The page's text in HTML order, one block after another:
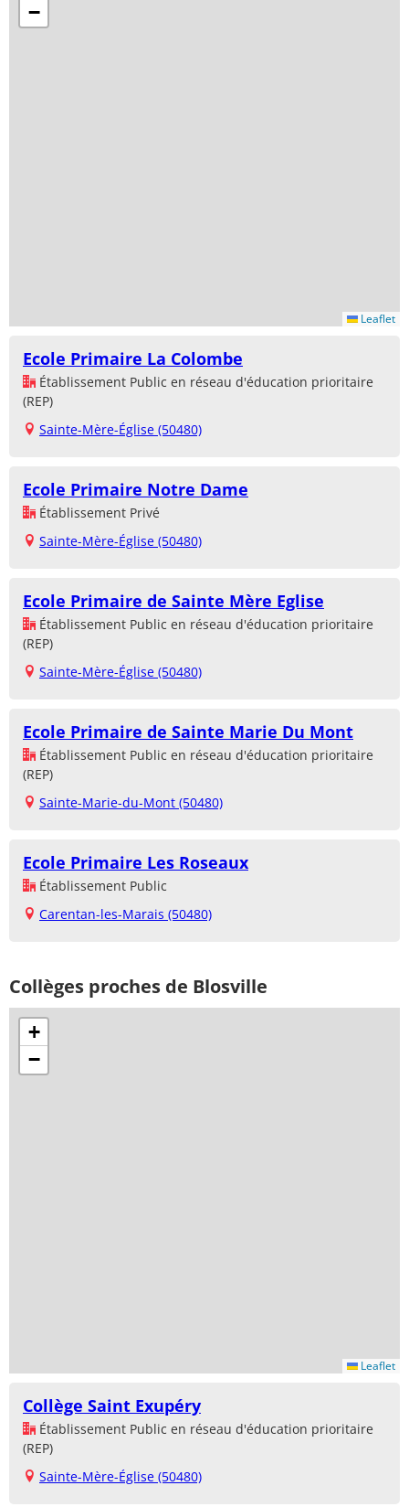
−
Leaflet
Ecole Primaire La Colombe
Établissement Public en réseau d'éducation prioritaire
(REP)
Sainte-Mère-Église (50480)
Ecole Primaire Notre Dame
Établissement Privé
Sainte-Mère-Église (50480)
Ecole Primaire de Sainte Mère Eglise
Établissement Public en réseau d'éducation prioritaire
(REP)
Sainte-Mère-Église (50480)
Ecole Primaire de Sainte Marie Du Mont
Établissement Public en réseau d'éducation prioritaire
(REP)
Sainte-Marie-du-Mont (50480)
Ecole Primaire Les Roseaux
Établissement Public
Carentan-les-Marais (50480)
Collèges proches de Blosville
+
−
Leaflet
Collège Saint Exupéry
Établissement Public en réseau d'éducation prioritaire
(REP)
Sainte-Mère-Église (50480)